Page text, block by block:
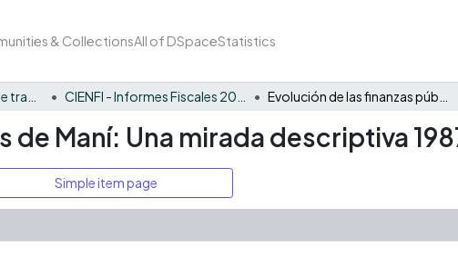
& CollectionsAll of DSpaceStatistics
Maní: Una mirada descriptiva
Simple item page